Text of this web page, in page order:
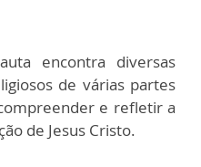
encontra diversas
de várias partes
e refletir a
de Jesus Cristo.